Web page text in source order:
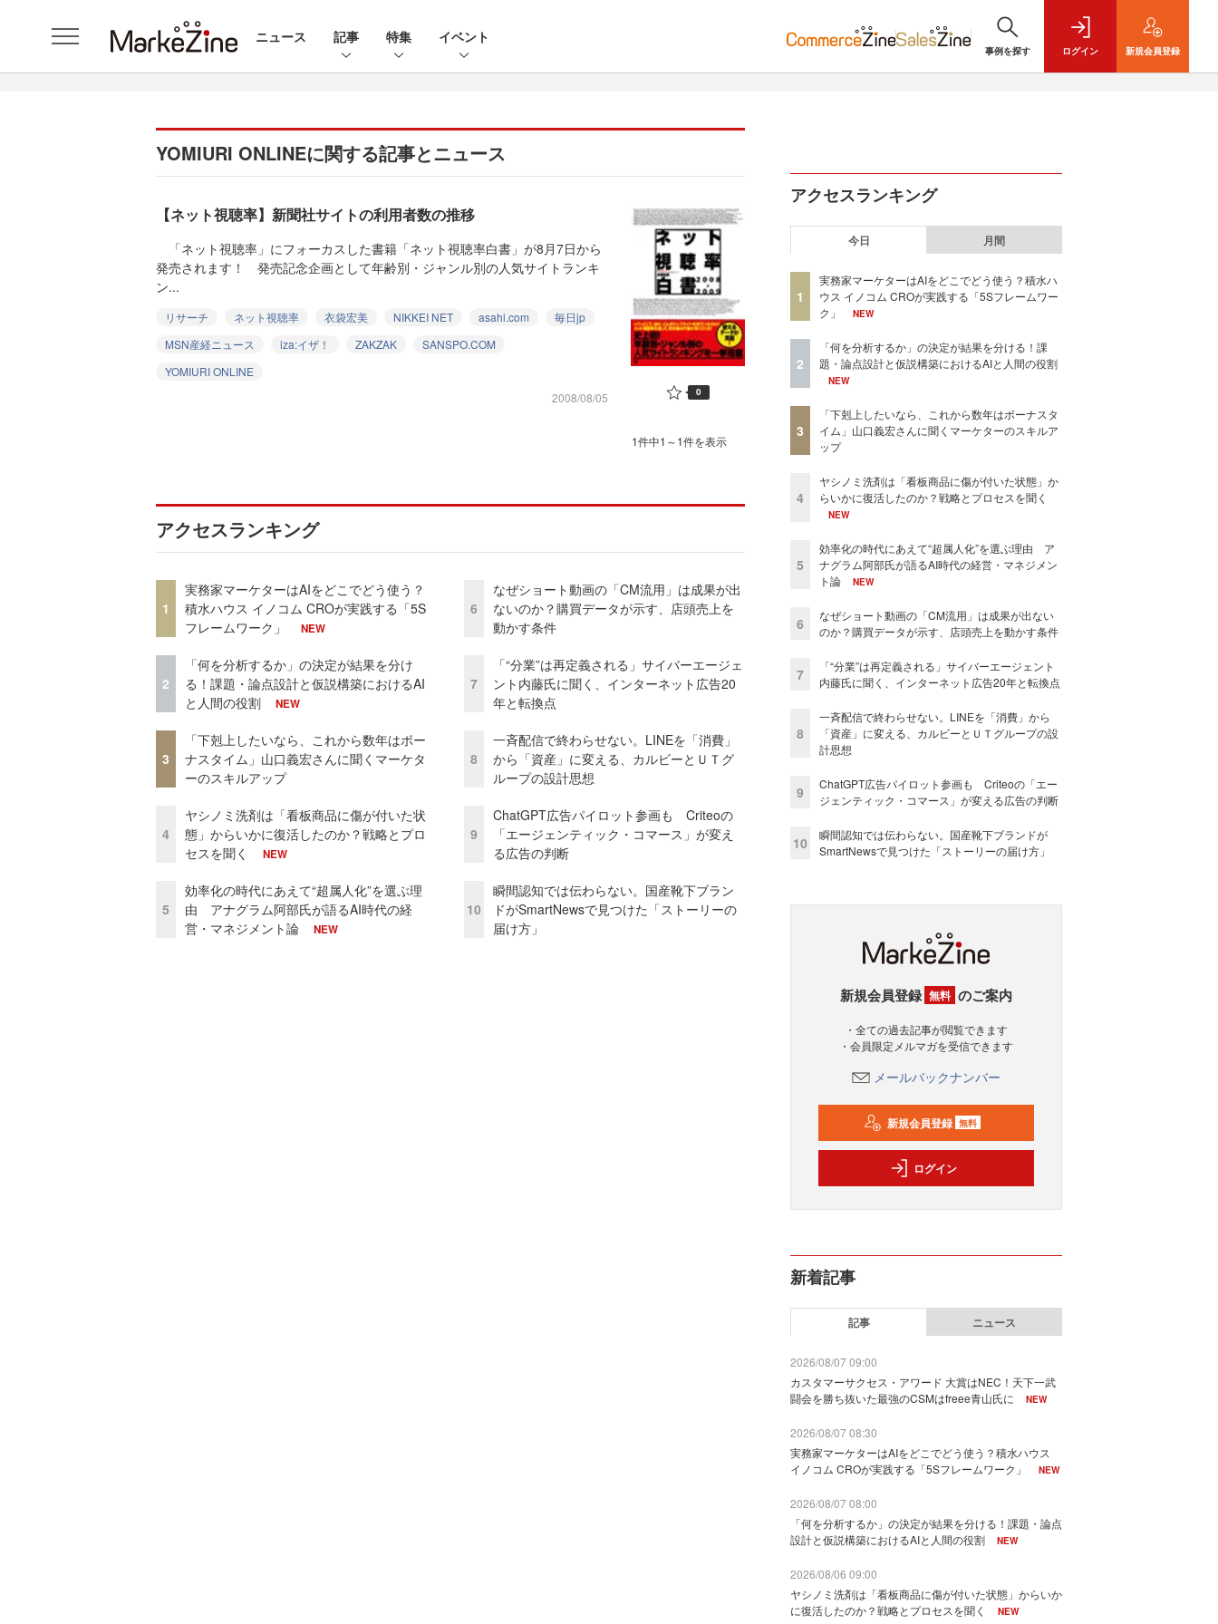
ニュース 記事 特集 イベント
事例を探す ログイン 新規会員登録
YOMIURI ONLINEに関する記事とニュース
【ネット視聴率】新聞社サイトの利用者数の推移
「ネット視聴率」にフォーカスした書籍「ネット視聴率白書」が8月7日から
発売されます！ 発売記念企画として年齢別・ジャンル別の人気サイトランキ
ン...
リサーチ ネット視聴率 衣袋宏美 NIKKEI NET asahi.com
毎日jp
MSN産経ニュース
iza:イザ！ ZAKZAK
SANSPO.COM
YOMIURI ONLINE
2008/08/05
0
1件中1～1件を表示
アクセスランキング
1
実務家マーケターはAIをどこでどう使う？
積水ハウス イノコム CROが実践する「5S
フレームワーク」
NEW
2
「何を分析するか」の決定が結果を分け
る！課題・論点設計と仮説構築におけるAI
と人間の役割
NEW
3
「下剋上したいなら、これから数年はボー
ナスタイム」山口義宏さんに聞くマーケタ
ーのスキルアップ
4
ヤシノミ洗剤は「看板商品に傷が付いた状
態」からいかに復活したのか？戦略とプロ
セスを聞く
NEW
5
効率化の時代にあえて“超属人化”を選ぶ理
由 アナグラム阿部氏が語るAI時代の経
営・マネジメント論
NEW
6
なぜショート動画の「CM流用」は成果が出
ないのか？購買データが示す、店頭売上を
動かす条件
7
「“分業”は再定義される」サイバーエージェ
ント内藤氏に聞く、インターネット広告20
年と転換点
8
一斉配信で終わらせない。LINEを「消費」
から「資産」に変える、カルビーとＵＴグ
ループの設計思想
9
ChatGPT広告パイロット参画も Criteoの
「エージェンティック・コマース」が変え
る広告の判断
10
瞬間認知では伝わらない。国産靴下ブラン
ドがSmartNewsで見つけた「ストーリーの
届け方」
アクセスランキング
今日 月間
1
実務家マーケターはAIをどこでどう使う？積水ハ
ウス イノコム CROが実践する「5Sフレームワー
ク」
NEW
2
「何を分析するか」の決定が結果を分ける！課
題・論点設計と仮説構築におけるAIと人間の役割
NEW
3
「下剋上したいなら、これから数年はボーナスタ
イム」山口義宏さんに聞くマーケターのスキルア
ップ
4
ヤシノミ洗剤は「看板商品に傷が付いた状態」か
らいかに復活したのか？戦略とプロセスを聞く
NEW
5
効率化の時代にあえて“超属人化”を選ぶ理由 ア
ナグラム阿部氏が語るAI時代の経営・マネジメン
ト論
NEW
6
なぜショート動画の「CM流用」は成果が出ない
のか？購買データが示す、店頭売上を動かす条件
7
「“分業”は再定義される」サイバーエージェント
内藤氏に聞く、インターネット広告20年と転換点
8
一斉配信で終わらせない。LINEを「消費」から
「資産」に変える、カルビーとＵＴグループの設
計思想
9
ChatGPT広告パイロット参画も Criteoの「エー
ジェンティック・コマース」が変える広告の判断
10
瞬間認知では伝わらない。国産靴下ブランドが
SmartNewsで見つけた「ストーリーの届け方」
新規会員登録 無料 のご案内
・全ての過去記事が閲覧できます
・会員限定メルマガを受信できます
メールバックナンバー
新規会員登録 無料
ログイン
新着記事
記事 ニュース
2026/08/07 09:00
カスタマーサクセス・アワード 大賞はNEC！天下一武
闘会を勝ち抜いた最強のCSMはfreee青山氏に
NEW
2026/08/07 08:30
実務家マーケターはAIをどこでどう使う？積水ハウス
イノコム CROが実践する「5Sフレームワーク」
NEW
2026/08/07 08:00
「何を分析するか」の決定が結果を分ける！課題・論点
設計と仮説構築におけるAIと人間の役割
NEW
2026/08/06 09:00
ヤシノミ洗剤は「看板商品に傷が付いた状態」からいか
に復活したのか？戦略とプロセスを聞く
NEW